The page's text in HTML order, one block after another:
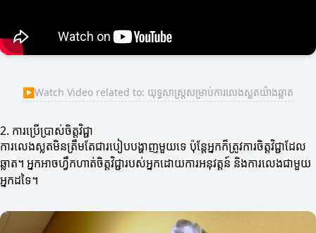
▶Watch Video related to: យុទ្ធសាស្ត្រសម្រាប់ការលេងស្លតយ៉ាងឆ្លាត
2. ការប្រើប្រាស់ចិត្តវិជ្ជា
ការលេងស្លតមិនត្រឹមតែជារបៀបបង្ហាញមួយទេ ប៉ុន្តែអ្នកក៏ត្រូវការចិត្តវិជ្ជាដែល
ឆ្លាត។ អ្នកអាចហ្វឹកហាត់ចិត្តវិជ្ជារបស់អ្នកដោយការអនុវត្តន៍ និងការលេងជាមួយ
អ្នកដទៃ។